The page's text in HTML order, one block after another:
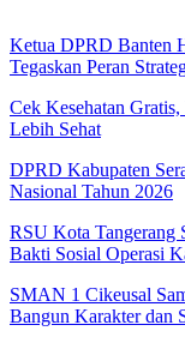
Ketua DPRD Banten
Tegaskan Peran
Cek Kesehatan
Lebih Sehat
DPRD Kabupaten
Nasional Tahun 2026
RSU Kota Tangerang
Bakti Sosial Operasi
SMAN 1 Cikeusal
Bangun Karakter dan